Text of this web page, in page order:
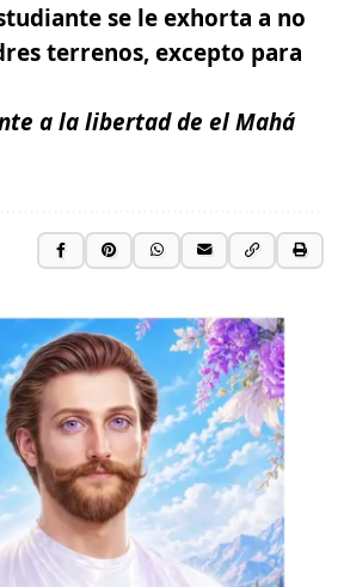
se le exhorta a no
terrenos, excepto para
a la libertad de el Mahá